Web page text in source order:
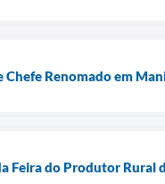
Renomado em
Feira do Produtor Rural